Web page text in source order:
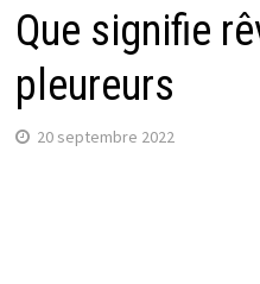
Que signifie
pleureurs
20 septembre 2022